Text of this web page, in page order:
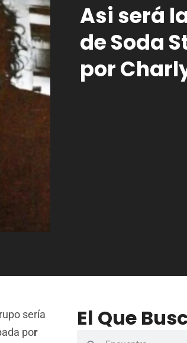
Asi será
de Soda
por
sería
por
El Que